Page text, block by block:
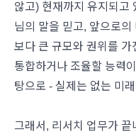
않고) 현재까지 유지되고
님의 말을 믿고, 앞으로
보다 큰 규모와 권위를
통합하거나 조율할 능력
탕으로 - 실제는 없는 미
그래서, 리서치 업무가